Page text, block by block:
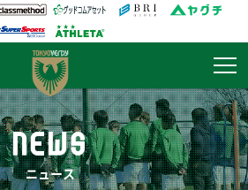
NEWS
ニュース